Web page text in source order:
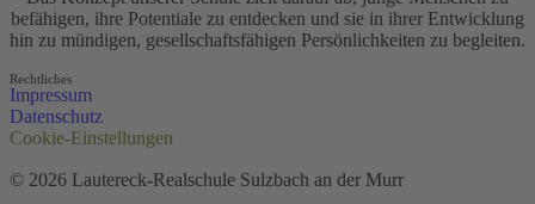
befähigen, ihre Potentiale zu entdecken und sie in ihrer Entwicklung
hin zu mündigen, gesellschaftsfähigen Persönlichkeiten zu begleiten.
Rechtliches
Impressum
Datenschutz
Cookie-Einstellungen
© 2026 Lautereck-Realschule Sulzbach an der Murr